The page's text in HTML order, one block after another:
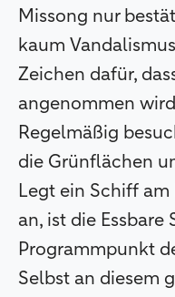
Missong nur
kaum
Zeichen dafür,
angenommen
Regelmäßig
die Grünflächen
Legt ein Schiff
an, ist die
Programmpunkt
Selbst an diesem